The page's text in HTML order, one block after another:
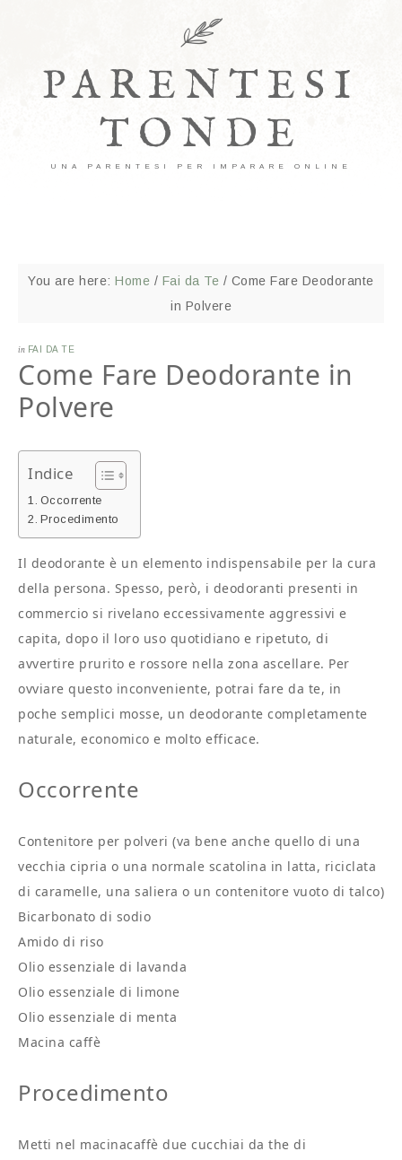
PARENTESI
TONDE
UNA PARENTESI PER IMPARARE ONLINE
You are here:Home / Fai da Te / Come Fare Deodorante
in Polvere
in FAI DA TE
Come Fare Deodorante in
Polvere
Indice
Occorrente
Procedimento
Il deodorante è un elemento indispensabile per la cura
della persona. Spesso, però, i deodoranti presenti in
commercio si rivelano eccessivamente aggressivi e
capita, dopo il loro uso quotidiano e ripetuto, di
avvertire prurito e rossore nella zona ascellare. Per
ovviare questo inconveniente, potrai fare da te, in
poche semplici mosse, un deodorante completamente
naturale, economico e molto efficace.
Occorrente
Contenitore per polveri (va bene anche quello di una
vecchia cipria o una normale scatolina in latta, riciclata
di caramelle, una saliera o un contenitore vuoto di talco)
Bicarbonato di sodio
Amido di riso
Olio essenziale di lavanda
Olio essenziale di limone
Olio essenziale di menta
Macina caffè
Procedimento
Metti nel macinacaffè due cucchiai da the di